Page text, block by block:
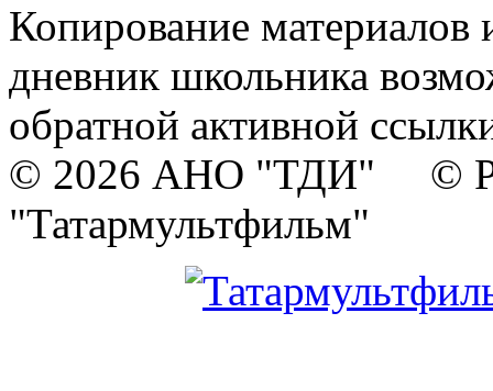
Копирование материалов
дневник школьника
обратной активной
© 2026 АНО "ТДИ" ©
"Татармультфильм"